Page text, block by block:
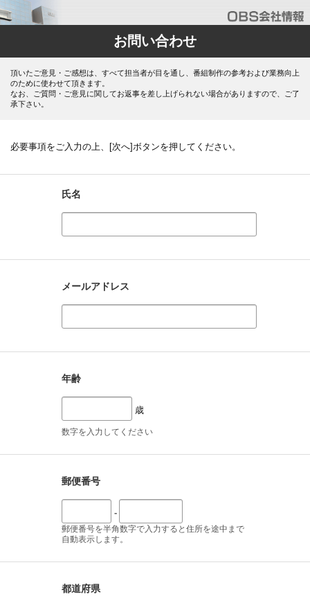
お問い合わせ
頂いたご意見・ご感想は、すべて担当者が目を通し、番組制作の参考および業務向上
のために使わせて頂きます。
なお、ご質問・ご意見に関してお返事を差し上げられない場合がありますので、ご了
承下さい。
必要事項をご入力の上、[次へ]ボタンを押してください。
氏名
メールアドレス
年齢
歳
数字を入力してください
郵便番号
-
郵便番号を半角数字で入力すると住所を途中まで
自動表示します。
都道府県